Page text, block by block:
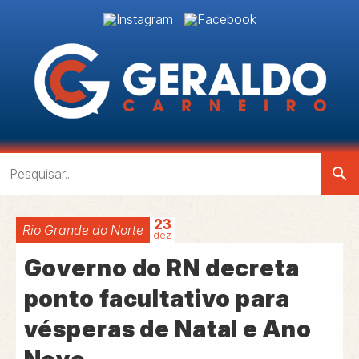
search
Rio Grande do Norte 23
dez
Governo do RN decreta
ponto facultativo para
vésperas de Natal e Ano